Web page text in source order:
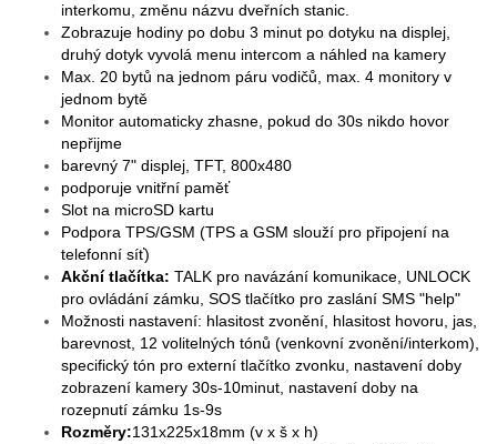
interkomu, změnu názvu dveřních stanic.
Zobrazuje hodiny po dobu 3 minut po dotyku na displej,
druhý dotyk vyvolá menu intercom a náhled na kamery
Max. 20 bytů na jednom páru vodičů, max. 4 monitory v
jednom bytě
Monitor automaticky zhasne, pokud do 30s nikdo hovor
nepřijme
barevný 7" displej, TFT, 800x480
podporuje vnitřní paměť
Slot na microSD kartu
Podpora TPS/GSM (TPS a GSM slouží pro připojení na
telefonní síť)
Akční tlačítka: TALK pro navázání komunikace, UNLOCK
pro ovládání zámku, SOS tlačítko pro zaslání SMS "help"
Možnosti nastavení: hlasitost zvonění, hlasitost hovoru, jas,
barevnost, 12 volitelných tónů (venkovní zvonění/interkom),
specifický tón pro externí tlačítko zvonku, nastavení doby
zobrazení kamery 30s-10minut, nastavení doby na
rozepnutí zámku 1s-9s
Rozměry:131x225x18mm (v x š x h)